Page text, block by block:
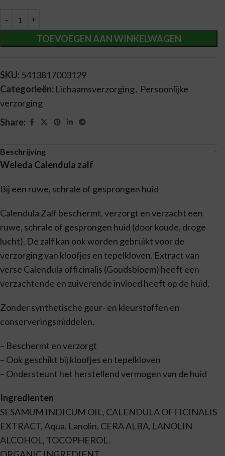
TOEVOEGEN AAN WINKELWAGEN
Alternative:
SKU: 5413817003129
Categorieën: Lichaamsverzorging, Persoonlijke
verzorging
Share:
Beschrijving
Weleda Calendula zalf
Bij een ruwe, schrale of gesprongen huid
Calendula Zalf beschermt, verzorgt en verzacht een
ruwe, schrale of gesprongen huid (door koude, droge
lucht). De zalf kan ook worden gebruikt voor de
verzorging van kloofjes en tepelkloven. Extract van
verse Calendula officinalis (Goudsbloem) heeft een
verzachtende en zuiverende invloed heeft op de huid.
Zonder synthetische geur- en kleurstoffen en
conserveringsmiddelen.
– Beschermt en verzorgt
– Ook geschikt bij kloofjes en tepelkloven
– Ondersteunt het herstellend vermogen van de huid
Ingredienten
SESAMUM INDICUM OIL, CALENDULA OFFICINALIS
EXTRACT, Aqua, Lanolin, CERA ALBA, LANOLIN
ALCOHOL, TOCOPHEROL.